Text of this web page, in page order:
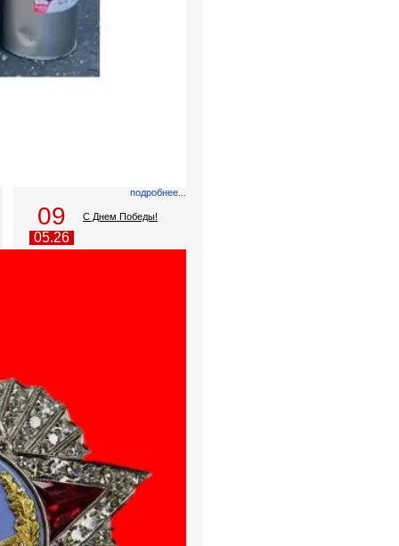
подробнее...
09
05.26
С Днем Победы!